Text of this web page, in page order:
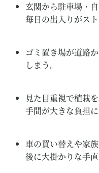
玄関から駐車場・
毎日の出入りがス
ゴミ置き場が道路
しまう。
見た目重視で植栽
手間が大きな負担に
車の買い替えや家
後に大掛かりな手